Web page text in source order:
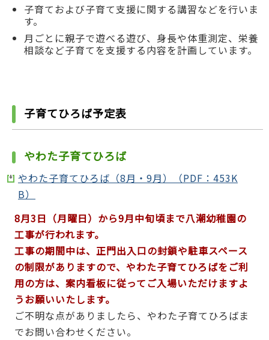
子育ておよび子育て支援に関する講習などを行いま
す。
月ごとに親子で遊べる遊び、身長や体重測定、栄養
相談など子育てを支援する内容を計画しています。
子育てひろば予定表
やわた子育てひろば
やわた子育てひろば（8月・9月）（PDF：453K
B）
8月3日（月曜日）から9月中旬頃まで八潮幼稚園の
工事が行われます。
工事の期間中は、正門出入口の封鎖や駐車スペース
の制限がありますので、やわた子育てひろばをご利
用の方は、案内看板に従ってご入場いただけますよ
うお願いいたします。
ご不明な点がありましたら、やわた子育てひろばま
でお問い合わせください。